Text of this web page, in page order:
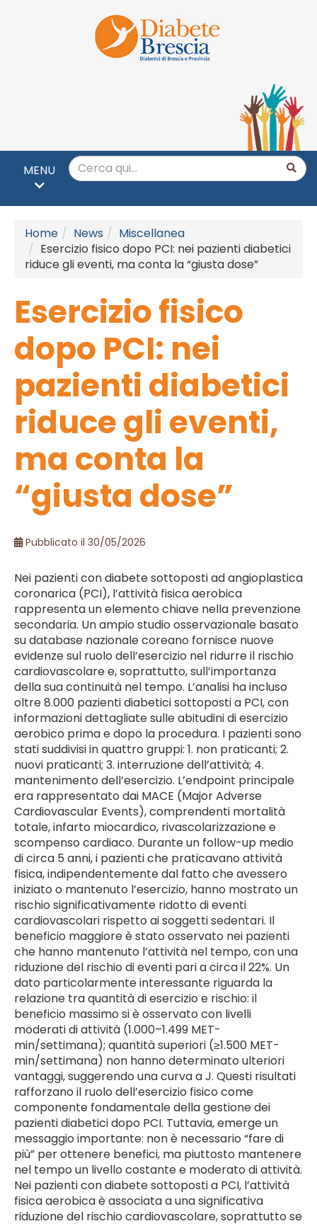
Home News
Miscellanea
Esercizio fisico dopo PCI: nei pazienti diabetici
riduce gli eventi, ma conta la “giusta dose”
Esercizio fisico
dopo PCI: nei
pazienti diabetici
riduce gli eventi,
ma conta la
“giusta dose”
Pubblicato il 30/05/2026
Nei pazienti con diabete sottoposti ad angioplastica
coronarica (PCI), l’attività fisica aerobica
rappresenta un elemento chiave nella prevenzione
secondaria. Un ampio studio osservazionale basato
su database nazionale coreano fornisce nuove
evidenze sul ruolo dell’esercizio nel ridurre il rischio
cardiovascolare e, soprattutto, sull’importanza
della sua continuità nel tempo. L’analisi ha incluso
oltre 8.000 pazienti diabetici sottoposti a PCI, con
informazioni dettagliate sulle abitudini di esercizio
aerobico prima e dopo la procedura. I pazienti sono
stati suddivisi in quattro gruppi: 1. non praticanti; 2.
nuovi praticanti; 3. interruzione dell’attività; 4.
mantenimento dell’esercizio. L’endpoint principale
era rappresentato dai MACE (Major Adverse
Cardiovascular Events), comprendenti mortalità
totale, infarto miocardico, rivascolarizzazione e
scompenso cardiaco. Durante un follow-up medio
di circa 5 anni, i pazienti che praticavano attività
fisica, indipendentemente dal fatto che avessero
iniziato o mantenuto l’esercizio, hanno mostrato un
rischio significativamente ridotto di eventi
cardiovascolari rispetto ai soggetti sedentari. Il
beneficio maggiore è stato osservato nei pazienti
che hanno mantenuto l’attività nel tempo, con una
riduzione del rischio di eventi pari a circa il 22%. Un
dato particolarmente interessante riguarda la
relazione tra quantità di esercizio e rischio: il
beneficio massimo si è osservato con livelli
moderati di attività (1.000–1.499 MET-
min/settimana); quantità superiori (≥1.500 MET-
min/settimana) non hanno determinato ulteriori
vantaggi, suggerendo una curva a J. Questi risultati
rafforzano il ruolo dell’esercizio fisico come
componente fondamentale della gestione dei
pazienti diabetici dopo PCI. Tuttavia, emerge un
messaggio importante: non è necessario “fare di
più” per ottenere benefici, ma piuttosto mantenere
nel tempo un livello costante e moderato di attività.
Nei pazienti con diabete sottoposti a PCI, l’attività
fisica aerobica è associata a una significativa
riduzione del rischio cardiovascolare, soprattutto se